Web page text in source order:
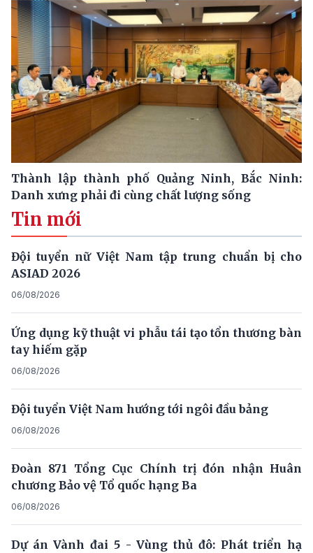
Thành lập thành phố Quảng Ninh, Bắc Ninh:
Danh xưng phải đi cùng chất lượng sống
Tin mới
Đội tuyển nữ Việt Nam tập trung chuẩn bị cho
ASIAD 2026
06/08/2026
Ứng dụng kỹ thuật vi phẫu tái tạo tổn thương bàn
tay hiếm gặp
06/08/2026
Đội tuyển Việt Nam hướng tới ngôi đầu bảng
06/08/2026
Đoàn 871 Tổng Cục Chính trị đón nhận Huân
chương Bảo vệ Tổ quốc hạng Ba
06/08/2026
Dự án Vành đai 5 - Vùng thủ đô: Phát triển hạ